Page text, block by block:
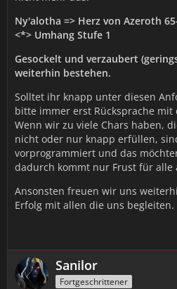
Ny'alotha => Herz von Azeroth
<*> Umhang Stufe 1
Gesockelt und verzaubert
weiterhin bestehen.
Solltet ihr knapp unter diesen
bitte immer erst Rücksprache
Wenn wir zu viele Chars haben,
nicht oder nur knapp erfüllen,
vorprogrammiert und das
dadurch kommt nur Frust für alle
Ansonsten freuen wir uns
Erfolg mit allen die uns begleiten.
Sanilor
Fortgeschrittener